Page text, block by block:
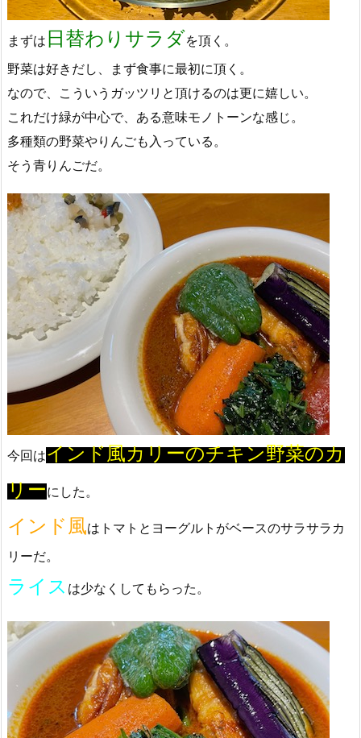
まずは 日替わりサラダを頂く。
野菜は好きだし、まず食事に最初に頂く。
なので、こういうガッツリと頂けるのは更に嬉しい。
これだけ緑が中心で、ある意味モノトーンな感じ。
多種類の野菜やりんごも入っている。
そう青りんごだ。
今回はインド風カリーのチキン野菜のカ
リーにした。
インド風はトマトとヨーグルトがベースのサラサラカ
リーだ。
ライス は少なくしてもらった。